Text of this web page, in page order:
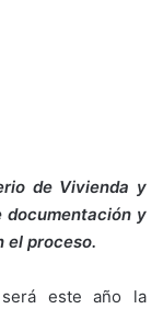
de Vivienda y
documentación y
el proceso.
este año la